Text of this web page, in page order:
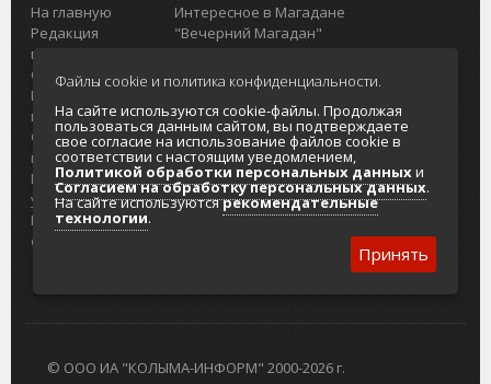
На главную
Редакция
портала
О проекте
Реклама на
портале
Отзывы и
предложения
Интернет-
услуги
Разработка
сайтов
Интересное в Магадане
"Вечерний Магадан"
Городская доска объявлений
Реклама
Главный туристический портал
Колымы
Политика в отношении обработки
персональных данных
Согласие на обработку персональных
данных
© ООО ИА "КОЛЫМА-ИНФОРМ" 2000-2026 г.
Файлы cookie и политика конфиденциальности.
На сайте используются cookie-файлы. Продолжая
пользоваться данным сайтом, вы подтверждаете
свое согласие на использование файлов cookie в
соответствии с настоящим уведомлением,
Политикой обработки персональных данныхи
Согласием на обработку персональных данных.
На сайте используютсярекомендательные
технологии.
Принять